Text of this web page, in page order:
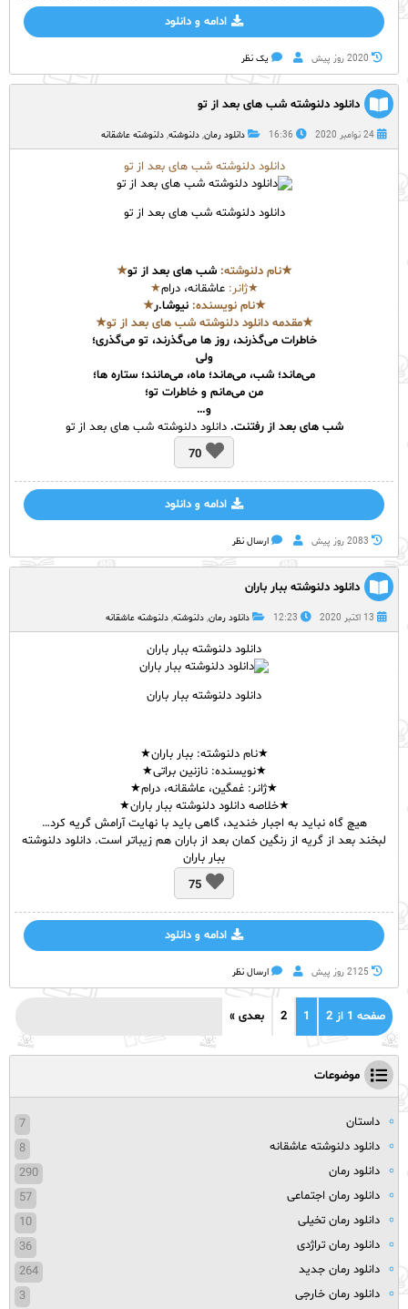
ادامه و دانلود
2020 روز پيش یک نظر
دانلود دلنوشته شب های بعد از تو
24 نوامبر 2020 16:36 دانلود رمان, دلنوشته, دلنوشته عاشقانه
دانلود دلنوشته شب های بعد از تو
دانلود دلنوشته شب های بعد از تو
★نامدلنوشته: شب های بعد از تو★
★ژانر:عاشقانه، درام★
★نام نویسنده: نیوشا.ر★
★مقدمه دانلود دلنوشته شب های بعد از تو★
خاطرات می‌گذرند، روز ها می‌گذرند، تو می‌گذری؛
ولی
می‌ماند؛ شب، می‌ماند؛ ماه، می‌مانند؛ ستاره ها؛
من می‌مانم و خاطرات تو؛
و…
شب های بعد از رفتنت. ​ دانلود دلنوشته شب های بعد از تو
70
ادامه و دانلود
2083 روز پيش ارسال نظر
دانلود دلنوشته ببار باران
13 اکتبر 2020 12:23 دانلود رمان, دلنوشته, دلنوشته عاشقانه
دانلود دلنوشته ببار باران
دانلود دلنوشته ببار باران
★نامدلنوشته: ببار باران★
★نویسنده: نازنین براتی★
★ژانر: غمگین، عاشقانه، درام★
★خلاصه دانلود دلنوشته ببار باران★
هیچ گاه نباید به اجبار خندید، گاهی باید با نهایت آرامش گریه کرد…
لبخند بعد از گریه از رنگین کمان بعد از باران هم زیباتر است. دانلود دلنوشته
ببار باران
75
ادامه و دانلود
2125 روز پيش ارسال نظر
صفحه 1 از 2 1
2 بعدی »
موضوعات
داستان
7
دانلود دلنوشته عاشقانه
8
دانلود رمان
290
دانلود رمان اجتماعی
57
دانلود رمان تخیلی
10
دانلود رمان تراژدی
36
دانلود رمان جدید
264
دانلود رمان خارجی
3